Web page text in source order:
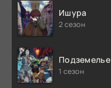
Ишура
2 сезон
1 сезон